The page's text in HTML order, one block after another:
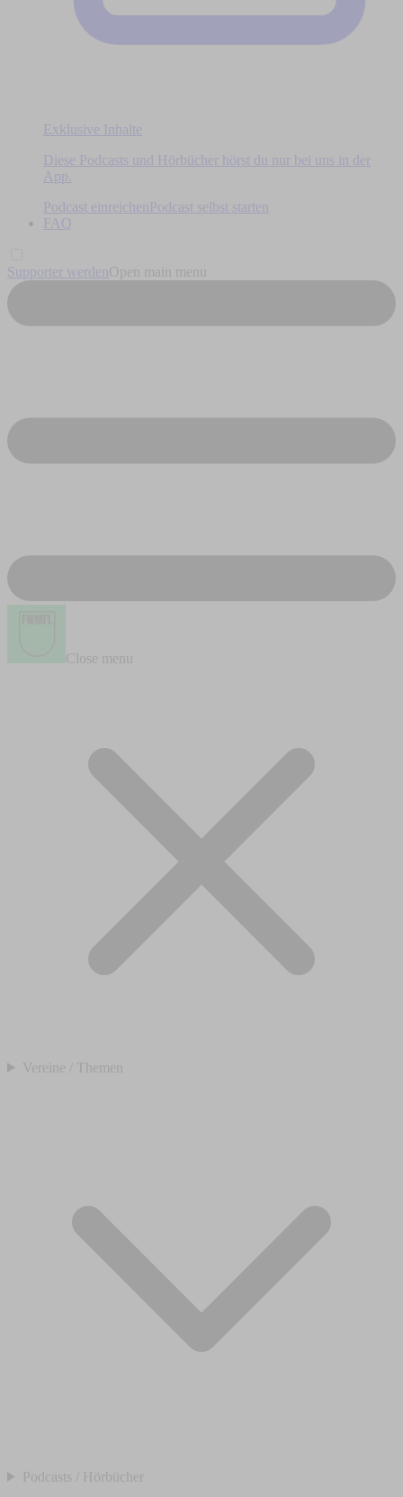
Exklusive Inhalte
Diese Podcasts und Hörbücher hörst du nur bei uns in der
App.
Podcast einreichen
Podcast selbst starten
FAQ
Supporter werden Open main menu
Close menu
Vereine / Themen
Podcasts / Hörbücher